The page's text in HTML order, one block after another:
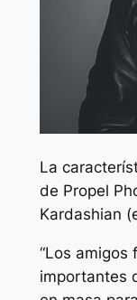
La
de Propel
Kardashian
“Los amigos
importantes